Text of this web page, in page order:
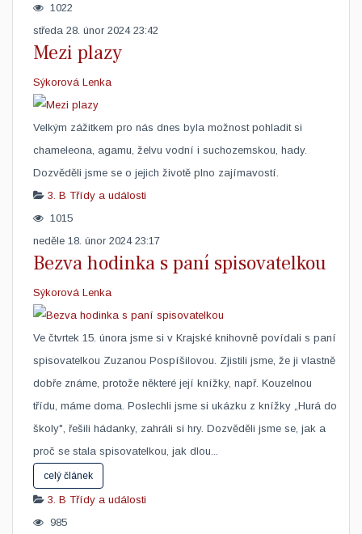
1022
středa 28. únor 2024 23:42
Mezi plazy
Sýkorová Lenka
Velkým zážitkem pro nás dnes byla možnost pohladit si
chameleona, agamu, želvu vodní i suchozemskou, hady.
Dozvěděli jsme se o jejich životě plno zajímavostí. ​ ​
3. B Třídy a události
1015
neděle 18. únor 2024 23:17
Bezva hodinka s paní spisovatelkou
Sýkorová Lenka
Ve čtvrtek 15. února jsme si v Krajské knihovně povídali s paní
spisovatelkou Zuzanou Pospíšilovou. Zjistili jsme, že ji vlastně
dobře známe, protože některé její knížky, např. Kouzelnou
třídu, máme doma. Poslechli jsme si ukázku z knížky „Hurá do
školy", řešili hádanky, zahráli si hry. Dozvěděli jsme se, jak a
proč se stala spisovatelkou, jak dlou...
celý článek
3. B Třídy a události
985